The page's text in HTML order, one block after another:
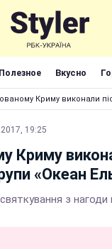
Полезное Вкусно
Криму виконали
19:25
Криму
«Океан
з нагоди